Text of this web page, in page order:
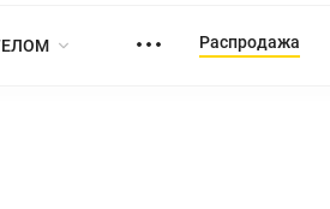
Распродажа